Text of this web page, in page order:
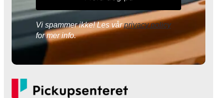
Vi spammer ikke! Les vårprivacy policy
for mer info.